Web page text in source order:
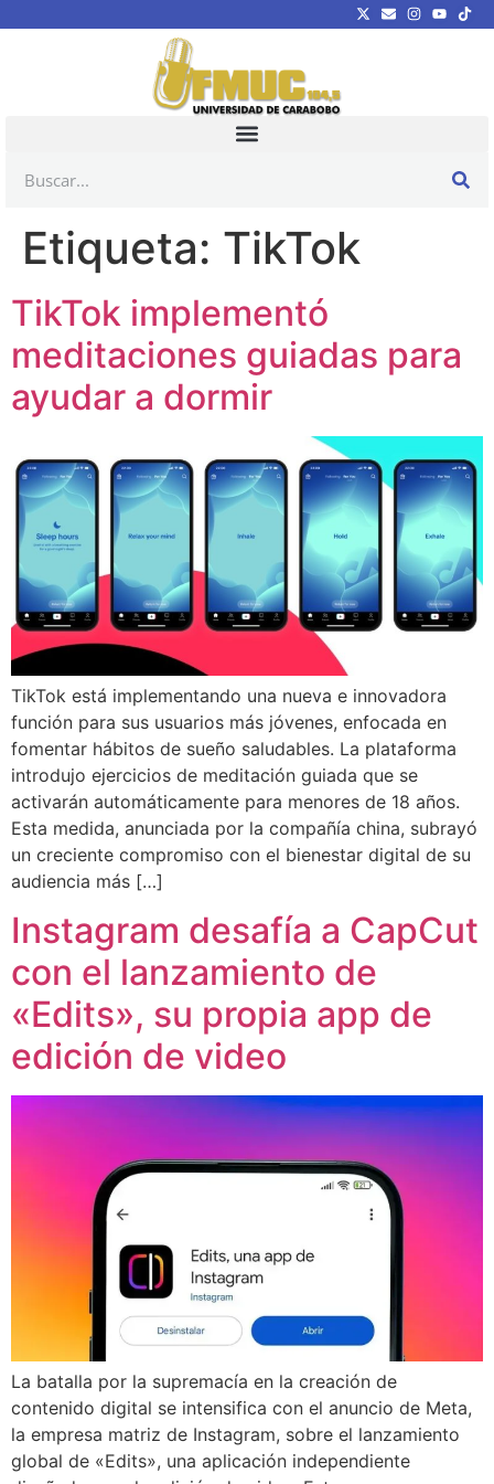
Etiqueta: TikTok
TikTok implementó
meditaciones guiadas para
ayudar a dormir
TikTok está implementando una nueva e innovadora
función para sus usuarios más jóvenes, enfocada en
fomentar hábitos de sueño saludables. La plataforma
introdujo ejercicios de meditación guiada que se
activarán automáticamente para menores de 18 años.
Esta medida, anunciada por la compañía china, subrayó
un creciente compromiso con el bienestar digital de su
audiencia más […]
Instagram desafía a CapCut
con el lanzamiento de
«Edits», su propia app de
edición de video
La batalla por la supremacía en la creación de
contenido digital se intensifica con el anuncio de Meta,
la empresa matriz de Instagram, sobre el lanzamiento
global de «Edits», una aplicación independiente